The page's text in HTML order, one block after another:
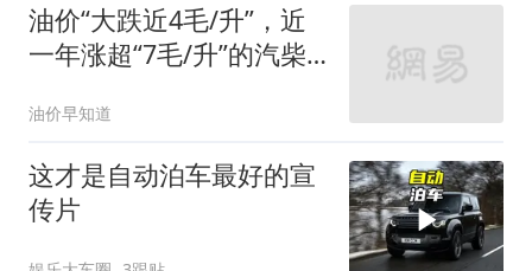
油价“大跌近4毛/升”，近
一年涨超“7毛/升”的汽柴
油价早知道
这才是自动泊车最好的宣
传片